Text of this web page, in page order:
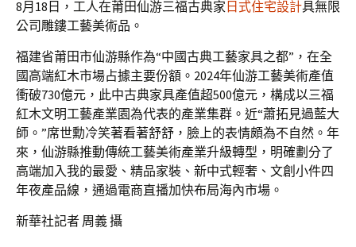
8月18日，工人在莆田仙游三福古典家 日式住宅設計具無限
公司雕鏤工藝美術品。
福建省莆田市仙游縣作為“中國古典工藝家具之都”，在全
國高端紅木市場占據主要份額。2024年仙游工藝美術產值
衝破730億元，此中古典家具產值超500億元，構成以三福
紅木文明工藝產業園為代表的產業集群。近“蕭拓見過藍大
師。”席世勳冷笑著看著舒舒，臉上的表情頗為不自然。年
來，仙游縣推動傳統工藝美術產業升級轉型，明確劃分了
高端加入我的最愛、精品家裝、新中式輕奢、文創小件四
年夜產品線，通過電商直播加快布局海內市場。
新華社記者 周義 攝